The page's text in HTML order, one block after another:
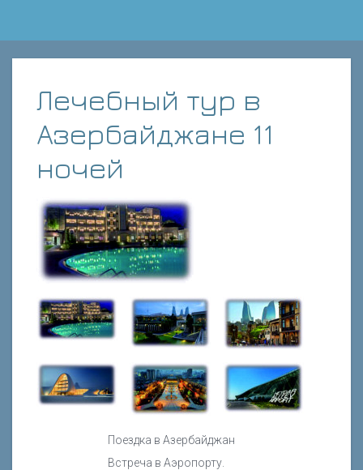
Лечебный тур в
Азербайджане 11
ночей
Поездка в Азербайджан
Встреча в Аэропорту.